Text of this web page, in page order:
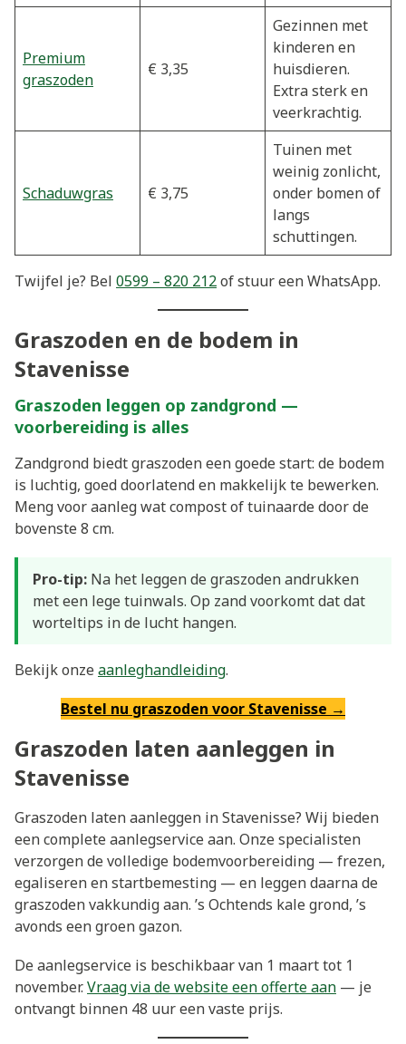
Premium
graszoden
€ 3,35
Gezinnen met
kinderen en
huisdieren.
Extra sterk en
veerkrachtig.
Schaduwgras € 3,75
Tuinen met
weinig zonlicht,
onder bomen of
langs
schuttingen.
Twijfel je? Bel 0599 – 820 212of stuur een WhatsApp.
Graszoden en de bodem in
Stavenisse
Graszoden leggen op zandgrond —
voorbereiding is alles
Zandgrond biedt graszoden een goede start: de bodem
is luchtig, goed doorlatend en makkelijk te bewerken.
Meng voor aanleg wat compost of tuinaarde door de
bovenste 8 cm.
Pro-tip: Na het leggen de graszoden andrukken
met een lege tuinwals. Op zand voorkomt dat dat
worteltips in de lucht hangen.
Bekijk onzeaanleghandleiding.
Bestel nu graszoden voor Stavenisse →
Graszoden laten aanleggen in
Stavenisse
Graszoden laten aanleggen in Stavenisse? Wij bieden
een complete aanlegservice aan. Onze specialisten
verzorgen de volledige bodemvoorbereiding — frezen,
egaliseren en startbemesting — en leggen daarna de
graszoden vakkundig aan. ’s Ochtends kale grond, ’s
avonds een groen gazon.
De aanlegservice is beschikbaar van 1 maart tot 1
november.Vraag via de website een offerte aan — je
ontvangt binnen 48 uur een vaste prijs.